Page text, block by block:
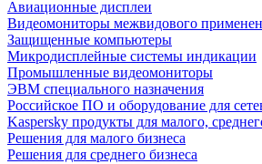
Авиационные дисплеи
Видеомониторы межвидового
Защищенные компьютеры
Микродисплейные системы индикации
Промышленные видеомониторы
ЭВМ специального назначения
Российское ПО и оборудование для
Kaspersky продукты для малого,
Решения для малого бизнеса
Решения для среднего бизнеса